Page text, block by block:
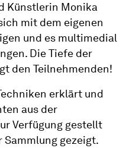
Künstlerin Monika
mit dem eigenen
und es multimedial
Die Tiefe der
den Teilnehmenden!
erklärt und
aus der
Verfügung gestellt
Sammlung gezeigt.